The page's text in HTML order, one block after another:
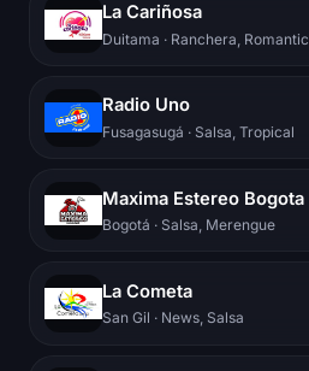
La Cariñosa
Duitama · Ranchera, Romantic
Radio Uno
Fusagasugá · Salsa, Tropical
Maxima Estereo Bogota
Bogotá · Salsa, Merengue
La Cometa
San Gil · News, Salsa